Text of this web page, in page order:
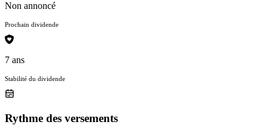
Non annoncé
Prochain dividende
7 ans
Stabilité du dividende
Rythme des versements